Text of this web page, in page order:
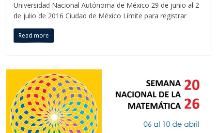
Universidad Nacional Autónoma de México 29 de junio al 2
de julio de 2016 Ciudad de México Límite para registrar
Read more